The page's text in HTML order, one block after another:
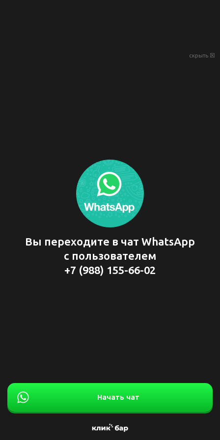
скрыть ☒
Вы переходите в чат WhatsApp
с пользователем
+7 (988) 155-66-02
Начать чат